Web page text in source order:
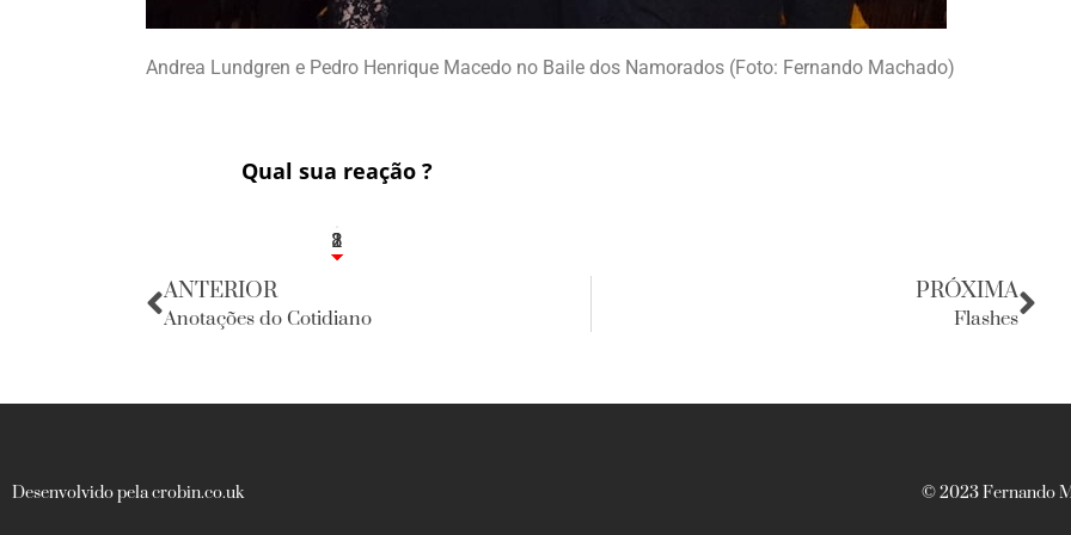
Andrea Lundgren e Pedro Henrique Macedo no Baile dos Namorados (Foto: Fernando Machado)
Qual sua reação ?
1
2
8
ANTERIOR
Anotações do Cotidiano
PRÓXIMA
Flashes
Desenvolvido pela crobin.co.uk © 2023 Fernando